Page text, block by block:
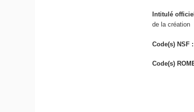
Intitulé
de la création
Code(s) NSF
Code(s)